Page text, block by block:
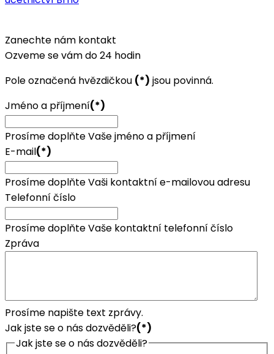
Zanechte nám kontakt
Ozveme se vám do 24 hodin
Pole označená hvězdičkou (*) jsou povinná.
Jméno a příjmení(*)
Prosíme doplňte Vaše jméno a příjmení
E-mail(*)
Prosíme doplňte Vaši kontaktní e-mailovou adresu
Telefonní číslo
Prosíme doplňte Vaše kontaktní telefonní číslo
Zpráva
Prosíme napište text zprávy.
Jak jste se o nás dozvěděli?(*)
Jak jste se o nás dozvěděli?